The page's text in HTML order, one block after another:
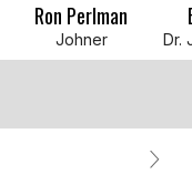
Ron Perlman
Johner